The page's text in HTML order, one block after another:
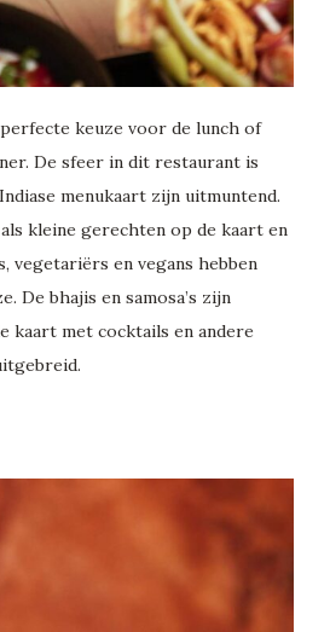
keuze voor de lunch of
De sfeer in dit restaurant is
menukaart zijn uitmuntend.
kleine gerechten op de kaart en
vegetariërs en vegans hebben
De bhajis en samosa’s zijn
kaart met cocktails en andere